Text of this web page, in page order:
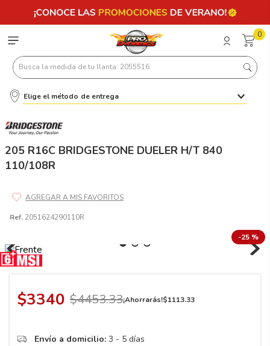
0
Busca la medida de tu llanta: 2055516
Elige el método de entrega
205 R16C BRIDGESTONE DUELER H/T 840
110/108R
Ref. 2051624290110R
-25 %
$3340 $4453.33¡Ahorrarás!$1113.33
Envío a domicilio: 3 - 5 días
Términos más buscados
7 195 65 15